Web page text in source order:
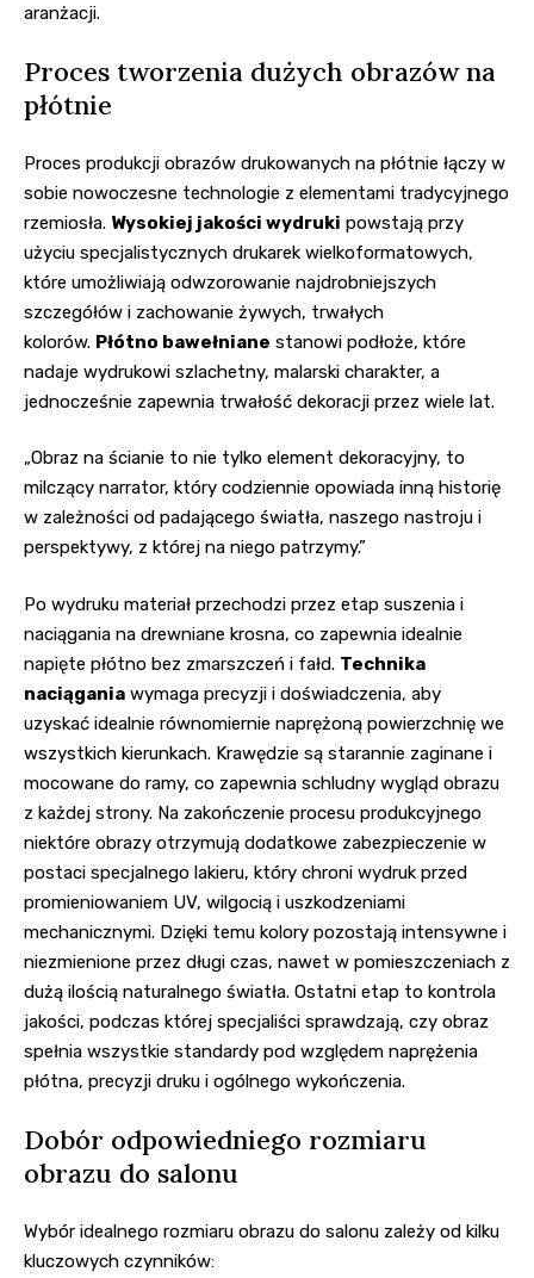
aranżacji.
Proces tworzenia dużych obrazów na
płótnie
Proces produkcji obrazów drukowanych na płótnie łączy w
sobie nowoczesne technologie z elementami tradycyjnego
rzemiosła. Wysokiej jakości wydruki powstają przy
użyciu specjalistycznych drukarek wielkoformatowych,
które umożliwiają odwzorowanie najdrobniejszych
szczegółów i zachowanie żywych, trwałych
kolorów. Płótno bawełniane stanowi podłoże, które
nadaje wydrukowi szlachetny, malarski charakter, a
jednocześnie zapewnia trwałość dekoracji przez wiele lat.
„Obraz na ścianie to nie tylko element dekoracyjny, to
milczący narrator, który codziennie opowiada inną historię
w zależności od padającego światła, naszego nastroju i
perspektywy, z której na niego patrzymy.”
Po wydruku materiał przechodzi przez etap suszenia i
naciągania na drewniane krosna, co zapewnia idealnie
napięte płótno bez zmarszczeń i fałd. Technika
naciągania wymaga precyzji i doświadczenia, aby
uzyskać idealnie równomiernie naprężoną powierzchnię we
wszystkich kierunkach. Krawędzie są starannie zaginane i
mocowane do ramy, co zapewnia schludny wygląd obrazu
z każdej strony. Na zakończenie procesu produkcyjnego
niektóre obrazy otrzymują dodatkowe zabezpieczenie w
postaci specjalnego lakieru, który chroni wydruk przed
promieniowaniem UV, wilgocią i uszkodzeniami
mechanicznymi. Dzięki temu kolory pozostają intensywne i
niezmienione przez długi czas, nawet w pomieszczeniach z
dużą ilością naturalnego światła. Ostatni etap to kontrola
jakości, podczas której specjaliści sprawdzają, czy obraz
spełnia wszystkie standardy pod względem naprężenia
płótna, precyzji druku i ogólnego wykończenia.
Dobór odpowiedniego rozmiaru
obrazu do salonu
Wybór idealnego rozmiaru obrazu do salonu zależy od kilku
kluczowych czynników: